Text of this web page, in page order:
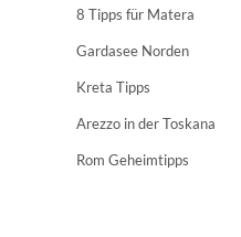
8 Tipps für Matera
Gardasee Norden
Kreta Tipps
Arezzo in der Toskana
Rom Geheimtipps